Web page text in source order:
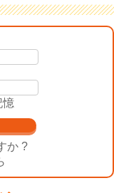
憶
か ?